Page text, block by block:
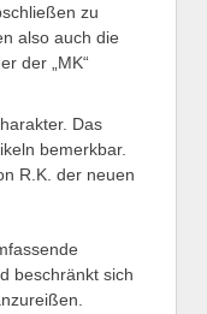
zu
also auch die
der „MK“
Das
bemerkbar.
R.K. der neuen
beschränkt sich